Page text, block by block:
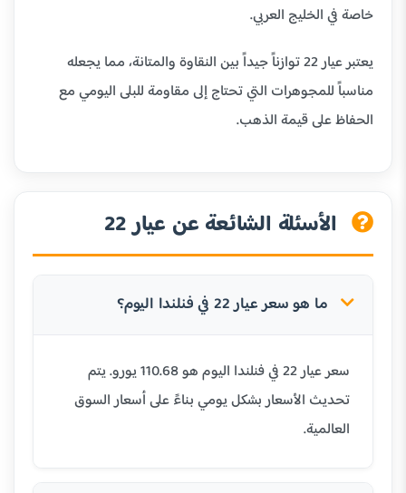
خاصة في الخليج العربي.
يعتبر عيار 22 توازناً جيداً بين النقاوة والمتانة، مما يجعله
مناسباً للمجوهرات التي تحتاج إلى مقاومة للبلى اليومي مع
الحفاظ على قيمة الذهب.
الأسئلة الشائعة عن عيار 22
ما هو سعر عيار 22 في فنلندا اليوم؟
سعر عيار 22 في فنلندا اليوم هو 110.68 يورو. يتم
تحديث الأسعار بشكل يومي بناءً على أسعار السوق
العالمية.